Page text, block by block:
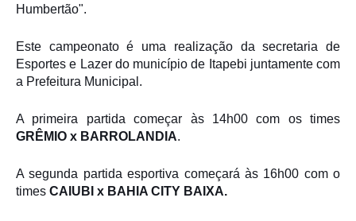
Humbertão".
Este campeonato é uma realização da secretaria de
Esportes e Lazer do município de Itapebi juntamente com
a Prefeitura Municipal.
A primeira partida começar às 14h00 com os times
GRÊMIO x BARROLANDIA.
A segunda partida esportiva começará às 16h00 com o
times CAIUBI x BAHIA CITY BAIXA.